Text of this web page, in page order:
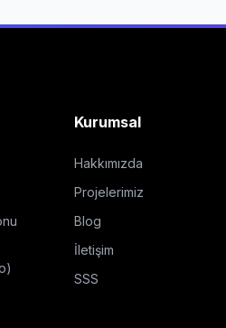
Kurumsal
Hakkımızda
Projelerimiz
Blog
İletişim
SSS